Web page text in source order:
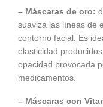
– Máscaras de oro:
suaviza las líneas de
contorno facial. Es
elasticidad
opacidad provocada
medicamentos.
– Máscaras con